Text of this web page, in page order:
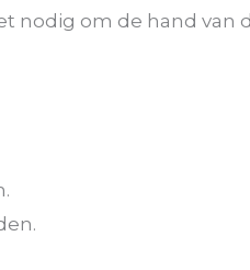
nodig om de hand van